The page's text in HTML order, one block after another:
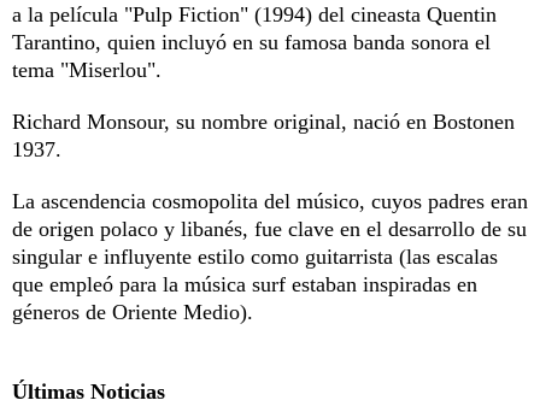
a la película "Pulp Fiction" (1994) del cineasta Quentin
Tarantino, quien incluyó en su famosa banda sonora el
tema "Miserlou".
Richard Monsour, su nombre original, nació en Bostonen
1937.
La ascendencia cosmopolita del músico, cuyos padres eran
de origen polaco y libanés, fue clave en el desarrollo de su
singular e influyente estilo como guitarrista (las escalas
que empleó para la música surf estaban inspiradas en
géneros de Oriente Medio).
Últimas Noticias